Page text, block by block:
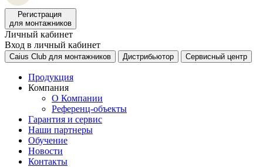
Регистрация
для монтажников
Личный кабинет
Вход в личный кабинет
Caius Club для монтажников Дистрибьютор Сервисный центр
Продукция
Компания
О Компании
Референц-объекты
Гарантия и сервис
Наши партнеры
Обучение
Новости
Контакты